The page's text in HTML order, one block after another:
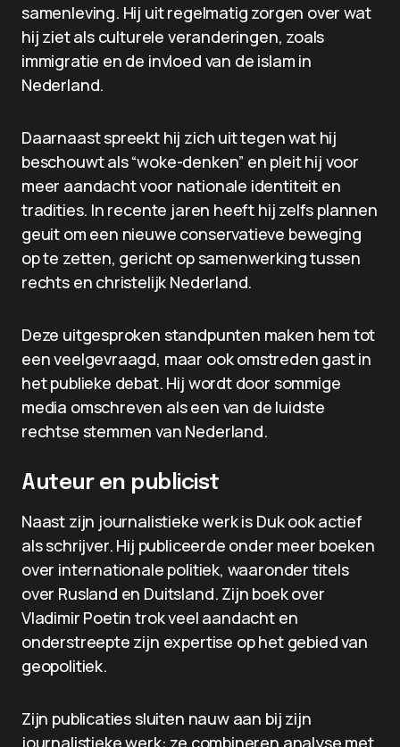
samenleving. Hij uit regelmatig zorgen over wat
hij ziet als culturele veranderingen, zoals
immigratie en de invloed van de islam in
Nederland.
Daarnaast spreekt hij zich uit tegen wat hij
beschouwt als “woke-denken” en pleit hij voor
meer aandacht voor nationale identiteit en
tradities. In recente jaren heeft hij zelfs plannen
geuit om een nieuwe conservatieve beweging
op te zetten, gericht op samenwerking tussen
rechts en christelijk Nederland.
Deze uitgesproken standpunten maken hem tot
een veelgevraagd, maar ook omstreden gast in
het publieke debat. Hij wordt door sommige
media omschreven als een van de luidste
rechtse stemmen van Nederland.
Auteur en publicist
Naast zijn journalistieke werk is Duk ook actief
als schrijver. Hij publiceerde onder meer boeken
over internationale politiek, waaronder titels
over Rusland en Duitsland. Zijn boek over
Vladimir Poetin trok veel aandacht en
onderstreepte zijn expertise op het gebied van
geopolitiek.
Zijn publicaties sluiten nauw aan bij zijn
journalistieke werk: ze combineren analyse met